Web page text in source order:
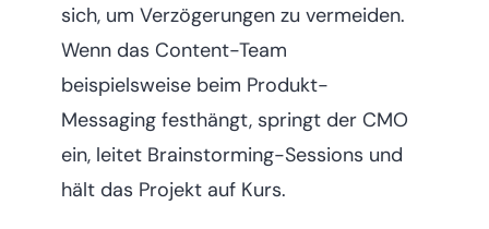
sich, um Verzögerungen zu vermeiden.
Wenn das Content-Team
beispielsweise beim Produkt-
Messaging festhängt, springt der CMO
ein, leitet Brainstorming-Sessions und
hält das Projekt auf Kurs.